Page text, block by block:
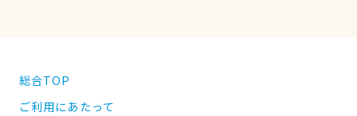
総合TOP
ご利用にあたって